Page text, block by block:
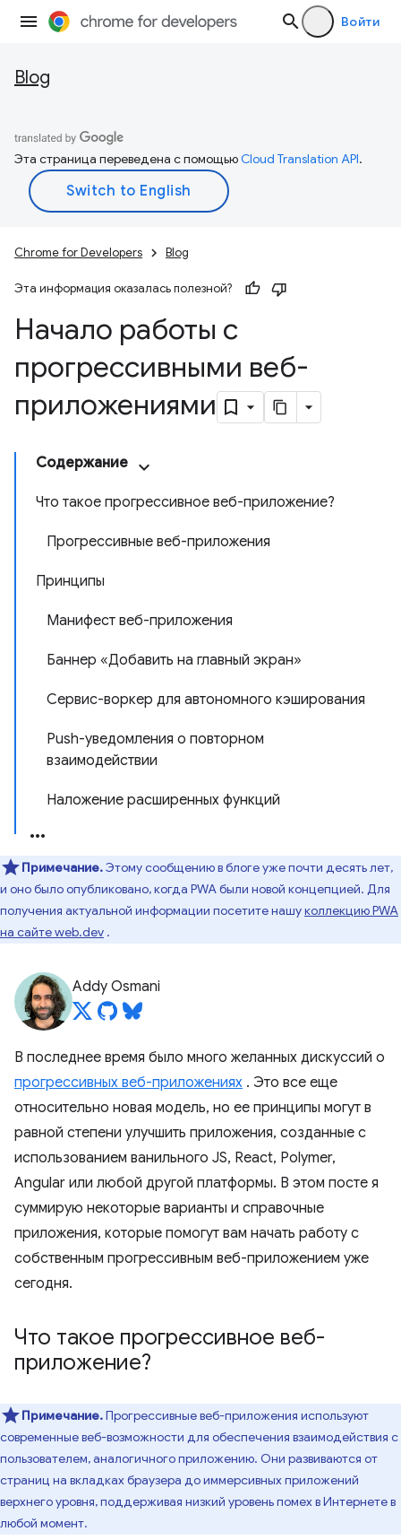
Войти
Blog
Эта страница переведена с помощьюCloud Translation API.
Chrome for Developers Blog
Эта информация оказалась полезной?
Начало работы с
прогрессивными веб-
приложениями
Содержание
Что такое прогрессивное веб-приложение?
Прогрессивные веб-приложения
Принципы
Манифест веб-приложения
Баннер «Добавить на главный экран»
Сервис-воркер для автономного кэширования
Push-уведомления о повторном
взаимодействии
Наложение расширенных функций
Примечание.Этому сообщению в блоге уже почти десять лет,
и оно было опубликовано, когда PWA были новой концепцией. Для
получения актуальной информации посетите нашуколлекцию PWA
на сайте web.dev .
Addy Osmani
В последнее время было много желанных дискуссий о
прогрессивных веб-приложениях . Это все еще
относительно новая модель, но ее принципы могут в
равной степени улучшить приложения, созданные с
использованием ванильного JS, React, Polymer,
Angular или любой другой платформы. В этом посте я
суммирую некоторые варианты и справочные
приложения, которые помогут вам начать работу с
собственным прогрессивным веб-приложением уже
сегодня.
Что такое прогрессивное веб-
приложение?
Примечание.Прогрессивные веб-приложения используют
современные веб-возможности для обеспечения взаимодействия с
пользователем, аналогичного приложению. Они развиваются от
страниц на вкладках браузера до иммерсивных приложений
верхнего уровня, поддерживая низкий уровень помех в Интернете в
любой момент.